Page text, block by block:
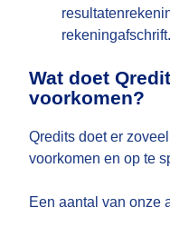
rekeningafschrift.
Wat doet
voorkomen?
Qredits doet er
voorkomen en op te
Een aantal van onze